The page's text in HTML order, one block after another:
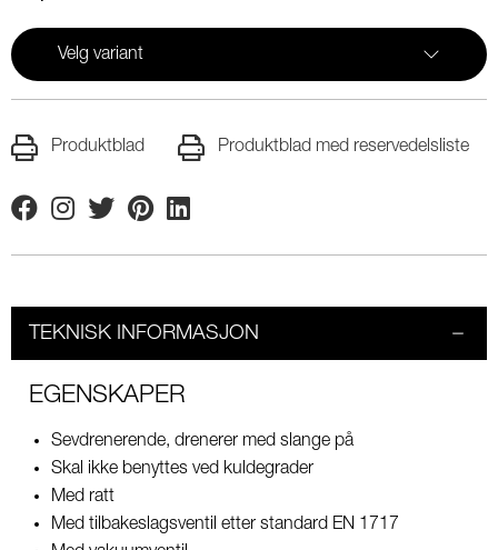
Velg variant
Produktblad Produktblad med reservedelsliste
FacebookInstagram
TwitterPinterestLinkedin
TEKNISK INFORMASJON
EGENSKAPER
Sevdrenerende, drenerer med slange på
Skal ikke benyttes ved kuldegrader
Med ratt
Med tilbakeslagsventil etter standard EN 1717